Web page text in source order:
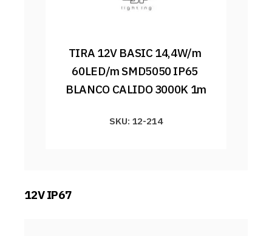
TIRA 12V BASIC 14,4W/m
60LED/m SMD5050 IP65
BLANCO CALIDO 3000K 1m
SKU: 12-214
12V IP67